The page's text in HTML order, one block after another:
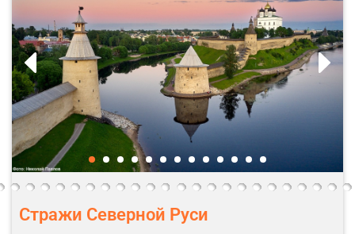
Стражи Северной Руси